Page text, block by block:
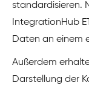
standardisieren.
IntegrationHub
Daten an einem
Außerdem
Darstellung der